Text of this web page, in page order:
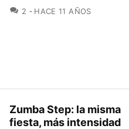
2 COMENTARIOS
HACE 11 AÑOS
Zumba Step: la misma
fiesta, más intensidad